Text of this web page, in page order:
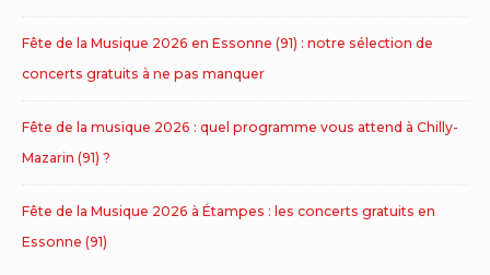
Fête de la Musique 2026 en Essonne (91) : notre sélection de
concerts gratuits à ne pas manquer
Fête de la musique 2026 : quel programme vous attend à Chilly-
Mazarin (91) ?
Fête de la Musique 2026 à Étampes : les concerts gratuits en
Essonne (91)